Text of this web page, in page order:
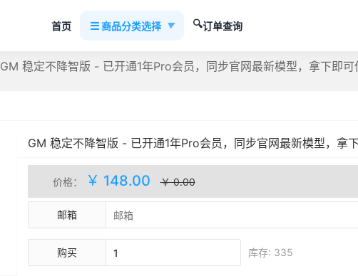
首页 ☰商品分类选择 ▼ 🔍订单查询
GM 稳定不降智版 - 已开通1年Pro会员，同步官网最新模型，拿下即
GM 稳定不降智版 - 已开通1年Pro会员，同步官网最新模型，拿
人工处理 库存(335)
价格： ￥ 148.00 ￥ 0.00
邮箱
购买 库存: 335